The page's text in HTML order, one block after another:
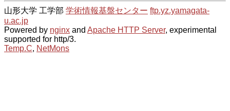
山形大学 工学部 学術情報基盤センター ftp.yz.yamagata-
u.ac.jp
Powered by nginx and Apache HTTP Server, experimental
supported for http/3.
Temp.C, NetMons